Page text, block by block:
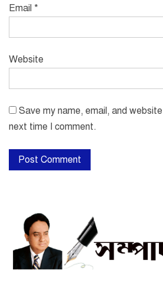
Email *
Website
Save my name, email, and
next time I comment.